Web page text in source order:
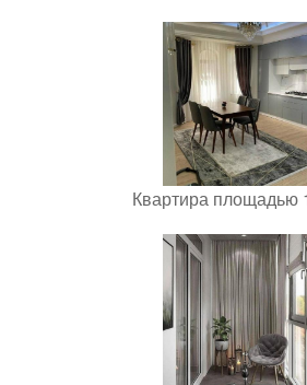
Квартира площадью